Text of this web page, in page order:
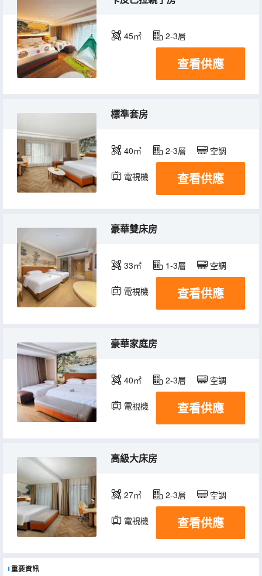
45㎡ 2-3層
查看供應
標準套房
40㎡ 2-3層 空調
電視機 查看供應
豪華雙床房
33㎡ 1-3層 空調
電視機 查看供應
豪華家庭房
40㎡ 2-3層 空調
電視機 查看供應
高級大床房
27㎡ 2-3層 空調
電視機 查看供應
重要資訊